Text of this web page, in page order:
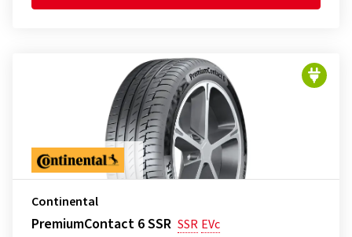
Continental
PremiumContact 6 SSR SSR EVc